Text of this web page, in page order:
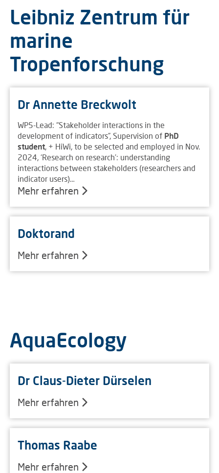
Leibniz Zentrum für
marine
Tropenforschung
Dr Annette Breckwolt
WP5-Lead: “Stakeholder interactions in the
development of indicators”, Supervision of PhD
student, + HiWi, to be selected and employed in Nov.
2024, ‘Research on research’: understanding
interactions between stakeholders (researchers and
indicator users)…
Mehr erfahren
Doktorand
Mehr erfahren
AquaEcology
Dr Claus-Dieter Dürselen
Mehr erfahren
Thomas Raabe
Mehr erfahren